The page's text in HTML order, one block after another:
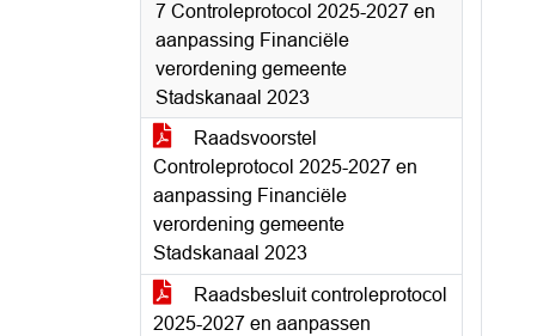
7 Controleprotocol 2025-2027 en
aanpassing Financiële
verordening gemeente
Stadskanaal 2023
Raadsvoorstel
Controleprotocol 2025-2027 en
aanpassing Financiële
verordening gemeente
Stadskanaal 2023
Raadsbesluit controleprotocol
2025-2027 en aanpassen